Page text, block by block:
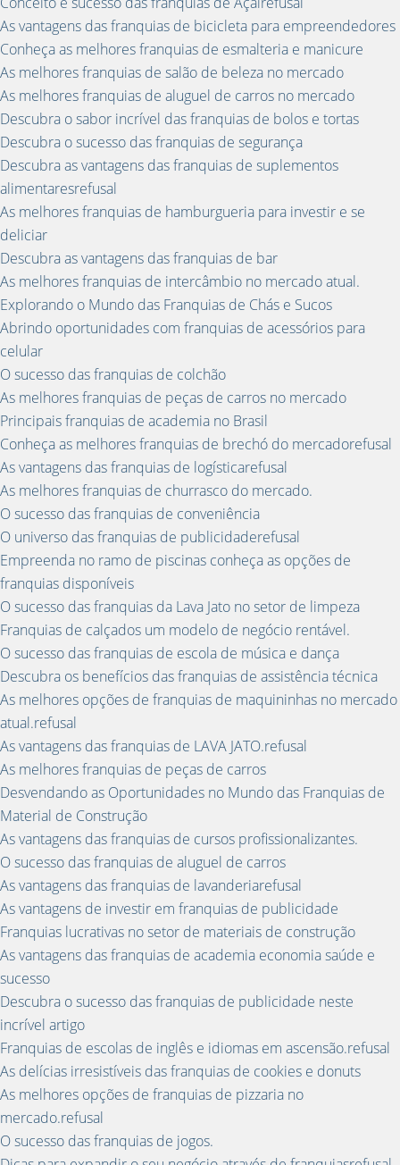
As vantagens das franquias de bicicleta para empreendedores
Conheça as melhores franquias de esmalteria e manicure
As melhores franquias de salão de beleza no mercado
As melhores franquias de aluguel de carros no mercado
Descubra o sabor incrível das franquias de bolos e tortas
Descubra o sucesso das franquias de segurança
Descubra as vantagens das franquias de suplementos
alimentaresrefusal
As melhores franquias de hamburgueria para investir e se
deliciar
Descubra as vantagens das franquias de bar
As melhores franquias de intercâmbio no mercado atual.
Explorando o Mundo das Franquias de Chás e Sucos
Abrindo oportunidades com franquias de acessórios para
celular
O sucesso das franquias de colchão
As melhores franquias de peças de carros no mercado
Principais franquias de academia no Brasil
Conheça as melhores franquias de brechó do mercadorefusal
As vantagens das franquias de logísticarefusal
As melhores franquias de churrasco do mercado.
O sucesso das franquias de conveniência
O universo das franquias de publicidaderefusal
Empreenda no ramo de piscinas conheça as opções de
franquias disponíveis
O sucesso das franquias da Lava Jato no setor de limpeza
Franquias de calçados um modelo de negócio rentável.
O sucesso das franquias de escola de música e dança
Descubra os benefícios das franquias de assistência técnica
As melhores opções de franquias de maquininhas no mercado
atual.refusal
As vantagens das franquias de LAVA JATO.refusal
As melhores franquias de peças de carros
Desvendando as Oportunidades no Mundo das Franquias de
Material de Construção
As vantagens das franquias de cursos profissionalizantes.
O sucesso das franquias de aluguel de carros
As vantagens das franquias de lavanderiarefusal
As vantagens de investir em franquias de publicidade
Franquias lucrativas no setor de materiais de construção
As vantagens das franquias de academia economia saúde e
sucesso
Descubra o sucesso das franquias de publicidade neste
incrível artigo
Franquias de escolas de inglês e idiomas em ascensão.refusal
As delícias irresistíveis das franquias de cookies e donuts
As melhores opções de franquias de pizzaria no
mercado.refusal
O sucesso das franquias de jogos.